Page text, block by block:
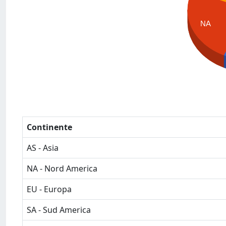
NA
Continente
AS - Asia
NA - Nord America
EU - Europa
SA - Sud America